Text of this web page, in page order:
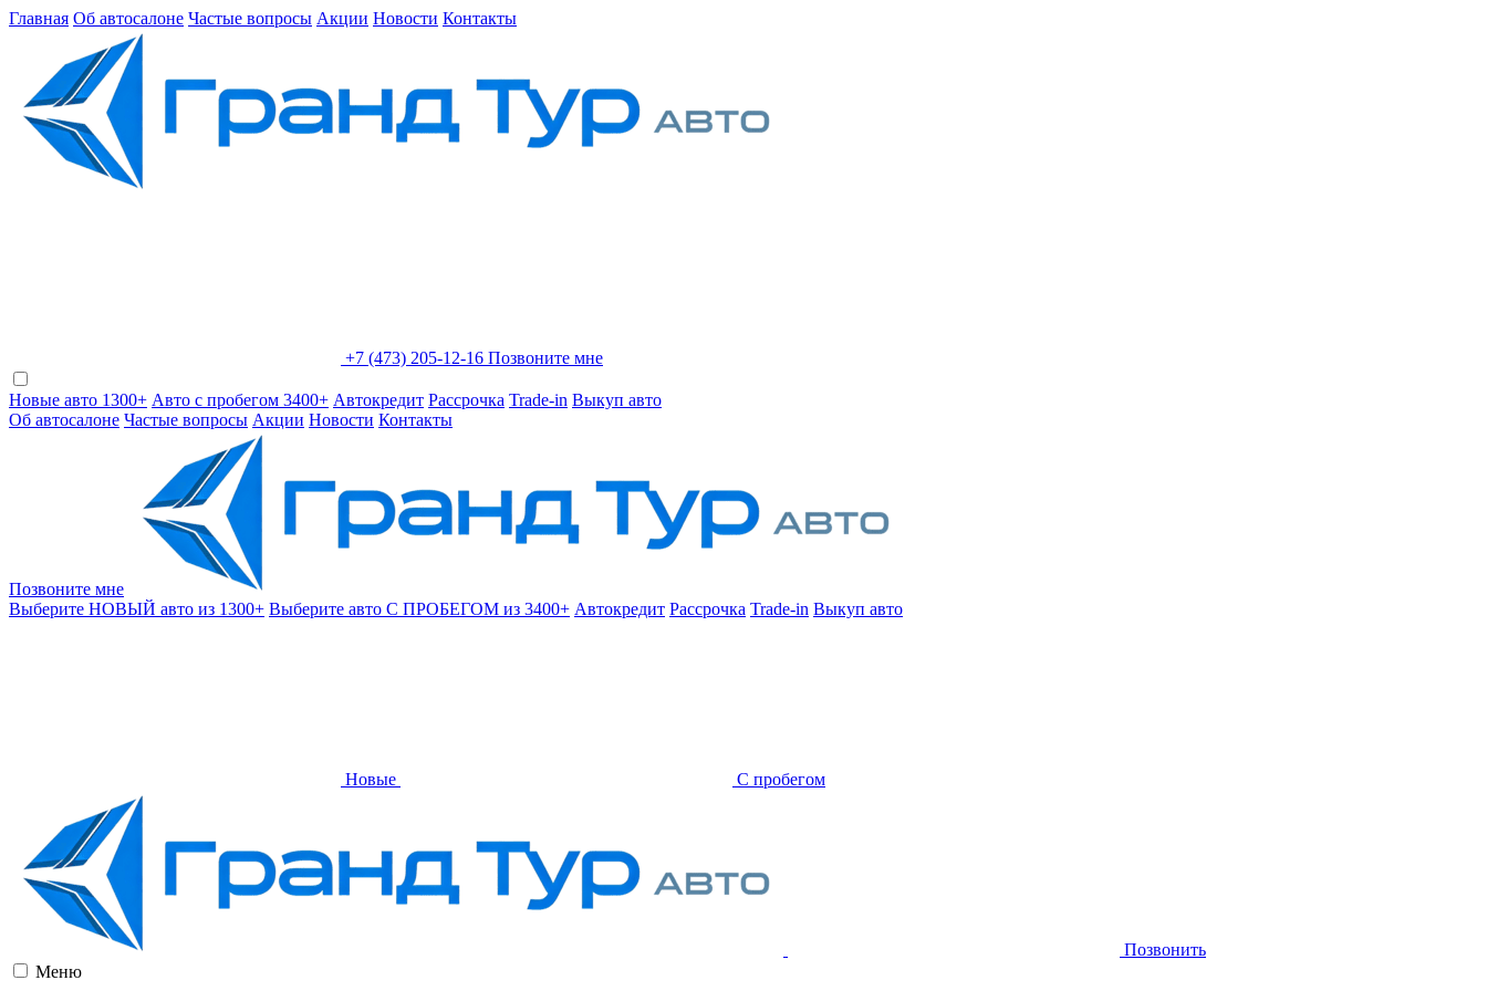
Главная Об автосалоне Частые вопросы Акции Новости Контакты
+7 (473) 205-12-16 Позвоните мне
Новые авто 1300+ Авто с пробегом 3400+ Автокредит Рассрочка Trade-in Выкуп авто
Об автосалоне Частые вопросы Акции Новости Контакты
Позвоните мне
Выберите НОВЫЙ авто из 1300+ Выберите авто С ПРОБЕГОМ из 3400+ Автокредит Рассрочка Trade-in Выкуп авто
Новые С пробегом
Позвонить
Меню